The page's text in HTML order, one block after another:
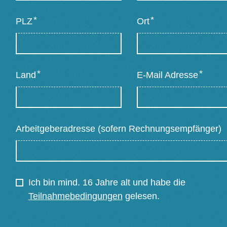
Als Praxistests stehen simulierte Arbeitseinsätze in
Bedingungen direkt ausprobiert werden.
PLZ* Ort*
Land* E-Mail Adresse*
Arbeitgeberadresse (sofern Rechnungsempfänger)
Ich bin mind. 16 Jahre alt und habe die
Teilnahmebedingungen gelesen.